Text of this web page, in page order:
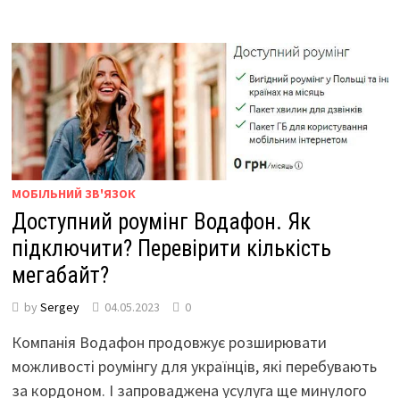
МОБІЛЬНИЙ ЗВ'ЯЗОК
Доступний роумінг Водафон. Як
підключити? Перевірити кількість
мегабайт?
by Sergey 04.05.2023 0
Компанія Водафон продовжує розширювати
можливості роумінгу для українців, які перебувають
за кордоном. І запроваджена усулуга ще минулого